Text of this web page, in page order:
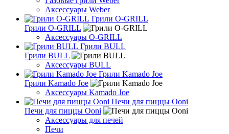
Аксессуары Weber
Грили O-GRILL
Грили O-GRILL
Аксессуары O-GRILL
Грили BULL
Грили BULL
Аксессуары BULL
Грили Kamado Joe
Грили Kamado Joe
Аксессуары Kamado Joe
Печи для пиццы Ooni
Печи для пиццы Ooni
Аксессуары для печей
Печи